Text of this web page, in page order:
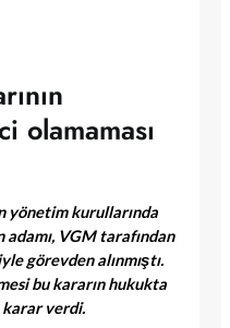
olamaması
yönetim kurullarında
VGM tarafından
görevden alınmıştı.
bu kararın hukukta
karar verdi.